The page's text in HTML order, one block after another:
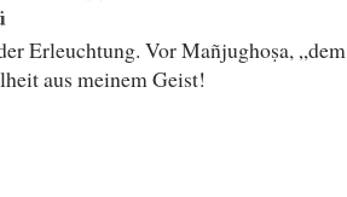
Erleuchtung. Vor Mañjughoṣa, „dem
aus meinem Geist!